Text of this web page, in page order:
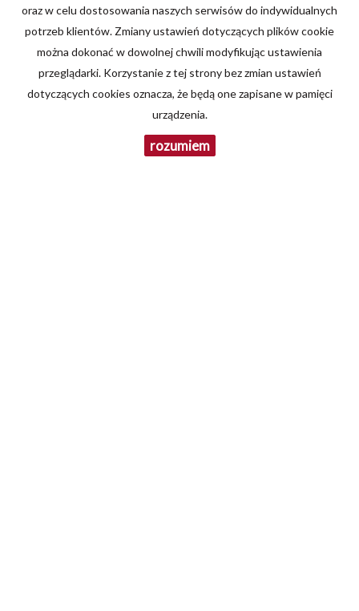
oraz w celu dostosowania naszych serwisów do indywidualnych
potrzeb klientów. Zmiany ustawień dotyczących plików cookie
można dokonać w dowolnej chwili modyfikując ustawienia
przeglądarki. Korzystanie z tej strony bez zmian ustawień
dotyczących cookies oznacza, że będą one zapisane w pamięci
urządzenia.
rozumiem